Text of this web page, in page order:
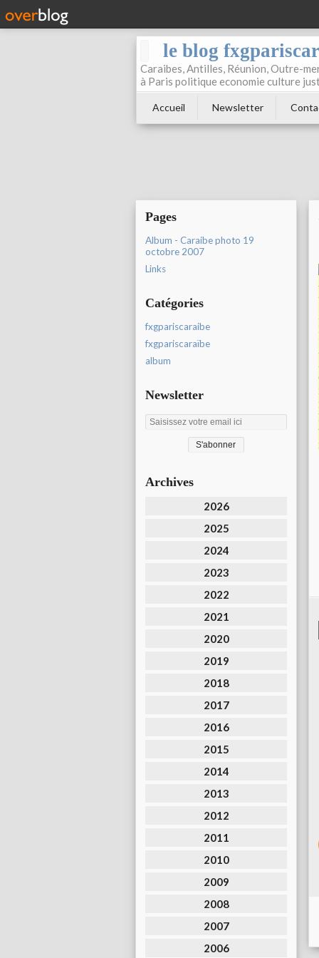
le blog
Caraibes, Antilles, Réunion, Outre-
à Paris politique economie culture
Accueil Newsletter
Pages
Album - Caraibe photo 19
octobre 2007
Links
Catégories
fxgpariscaraibe
fxgpariscaraïbe
album
Newsletter
Archives
2026
2025
2024
2023
2022
2021
2020
2019
2018
2017
2016
2015
2014
2013
2012
2011
2010
2009
2008
2007
2006